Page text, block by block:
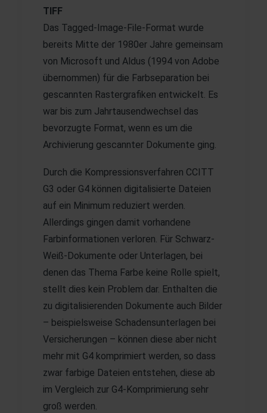
TIFF
Das Tagged-Image-File-Format wurde
bereits Mitte der 1980er Jahre gemeinsam
von Microsoft und Aldus (1994 von Adobe
übernommen) für die Farbseparation bei
gescannten Rastergrafiken entwickelt. Es
war bis zum Jahrtausendwechsel das
bevorzugte Format, wenn es um die
Archivierung gescannter Dokumente ging.
Durch die Kompressionsverfahren CCITT
G3 oder G4 können digitalisierte Dateien
auf ein Minimum reduziert werden.
Allerdings gingen damit vorhandene
Farbinformationen verloren. Für Schwarz-
Weiß-Dokumente oder Unterlagen, bei
denen das Thema Farbe keine Rolle spielt,
stellt dies kein Problem dar. Enthalten die
zu digitalisierenden Dokumente auch Bilder
– beispielsweise Schadensunterlagen bei
Versicherungen – können diese aber nicht
mehr mit G4 komprimiert werden, so dass
zwar farbige Dateien entstehen, diese ab
im Vergleich zur G4-Komprimierung sehr
groß werden.